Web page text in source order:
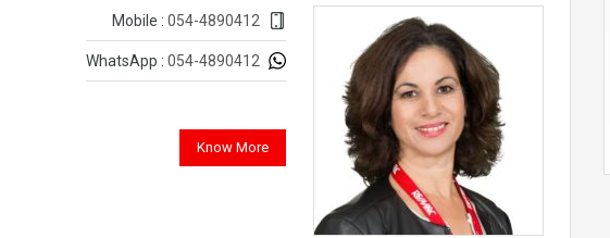
054-4890412
054-4890412
Know More